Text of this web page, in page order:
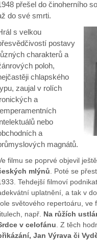
přešel do činoherního
do své smrti.
s velkou
postavy
charakterů a
poloh,
chlapského
zaujal v rolích
a
nebo
a
magnátů.
filmu se poprvé objevil
mlýnů . Poté se
Tehdejší filmoví
uplatnění, a tak v
světového repertoáru, ve
např. Na růžích
v celofánu . Z těch
Jan Výrava či